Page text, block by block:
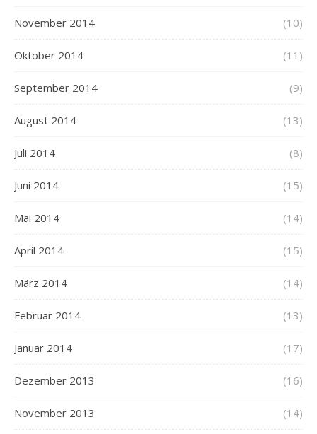
November 2014 (10)
Oktober 2014 (11)
September 2014 (9)
August 2014 (13)
Juli 2014 (8)
Juni 2014 (15)
Mai 2014 (14)
April 2014 (15)
März 2014 (14)
Februar 2014 (13)
Januar 2014 (17)
Dezember 2013 (16)
November 2013 (14)